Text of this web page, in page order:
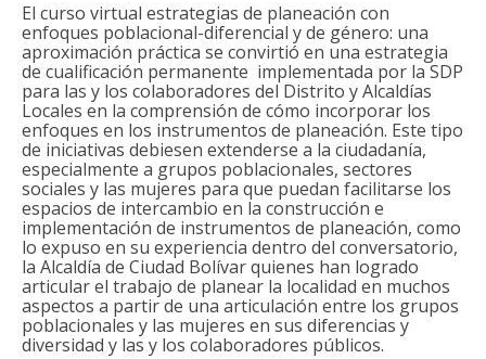
El curso virtual estrategias de planeación con
enfoques poblacional-diferencial y de género: una
aproximación práctica se convirtió en una estrategia
de cualificación permanente implementada por la SDP
para las y los colaboradores del Distrito y Alcaldías
Locales en la comprensión de cómo incorporar los
enfoques en los instrumentos de planeación. Este tipo
de iniciativas debiesen extenderse a la ciudadanía,
especialmente a grupos poblacionales, sectores
sociales y las mujeres para que puedan facilitarse los
espacios de intercambio en la construcción e
implementación de instrumentos de planeación, como
lo expuso en su experiencia dentro del conversatorio,
la Alcaldía de Ciudad Bolívar quienes han logrado
articular el trabajo de planear la localidad en muchos
aspectos a partir de una articulación entre los grupos
poblacionales y las mujeres en sus diferencias y
diversidad y las y los colaboradores públicos.